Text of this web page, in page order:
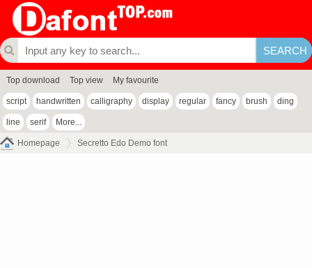
Top download Top view My favourite
script handwritten calligraphy display regular fancy brush ding
line serif More...
Homepage Secretto Edo Demo font